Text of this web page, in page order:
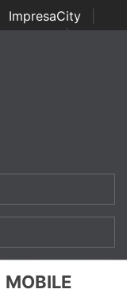
ImpresaCity
Awards | Italian
Awards
MOBILE